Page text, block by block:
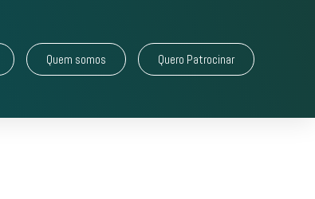
Quem somos Quero Patrocinar